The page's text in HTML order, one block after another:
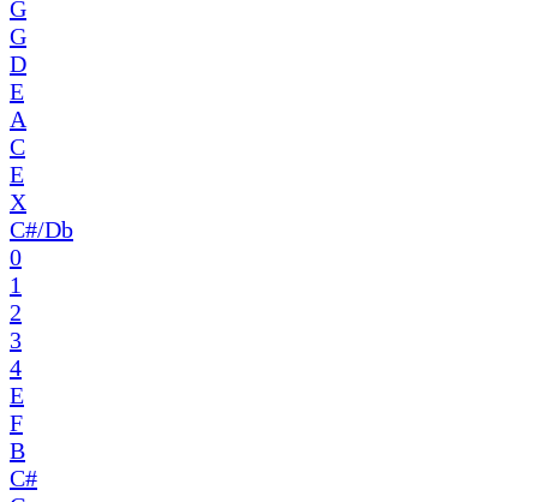
G
G
D
E
A
C
E
X
C#/Db
0
1
2
3
4
E
F
B
C#